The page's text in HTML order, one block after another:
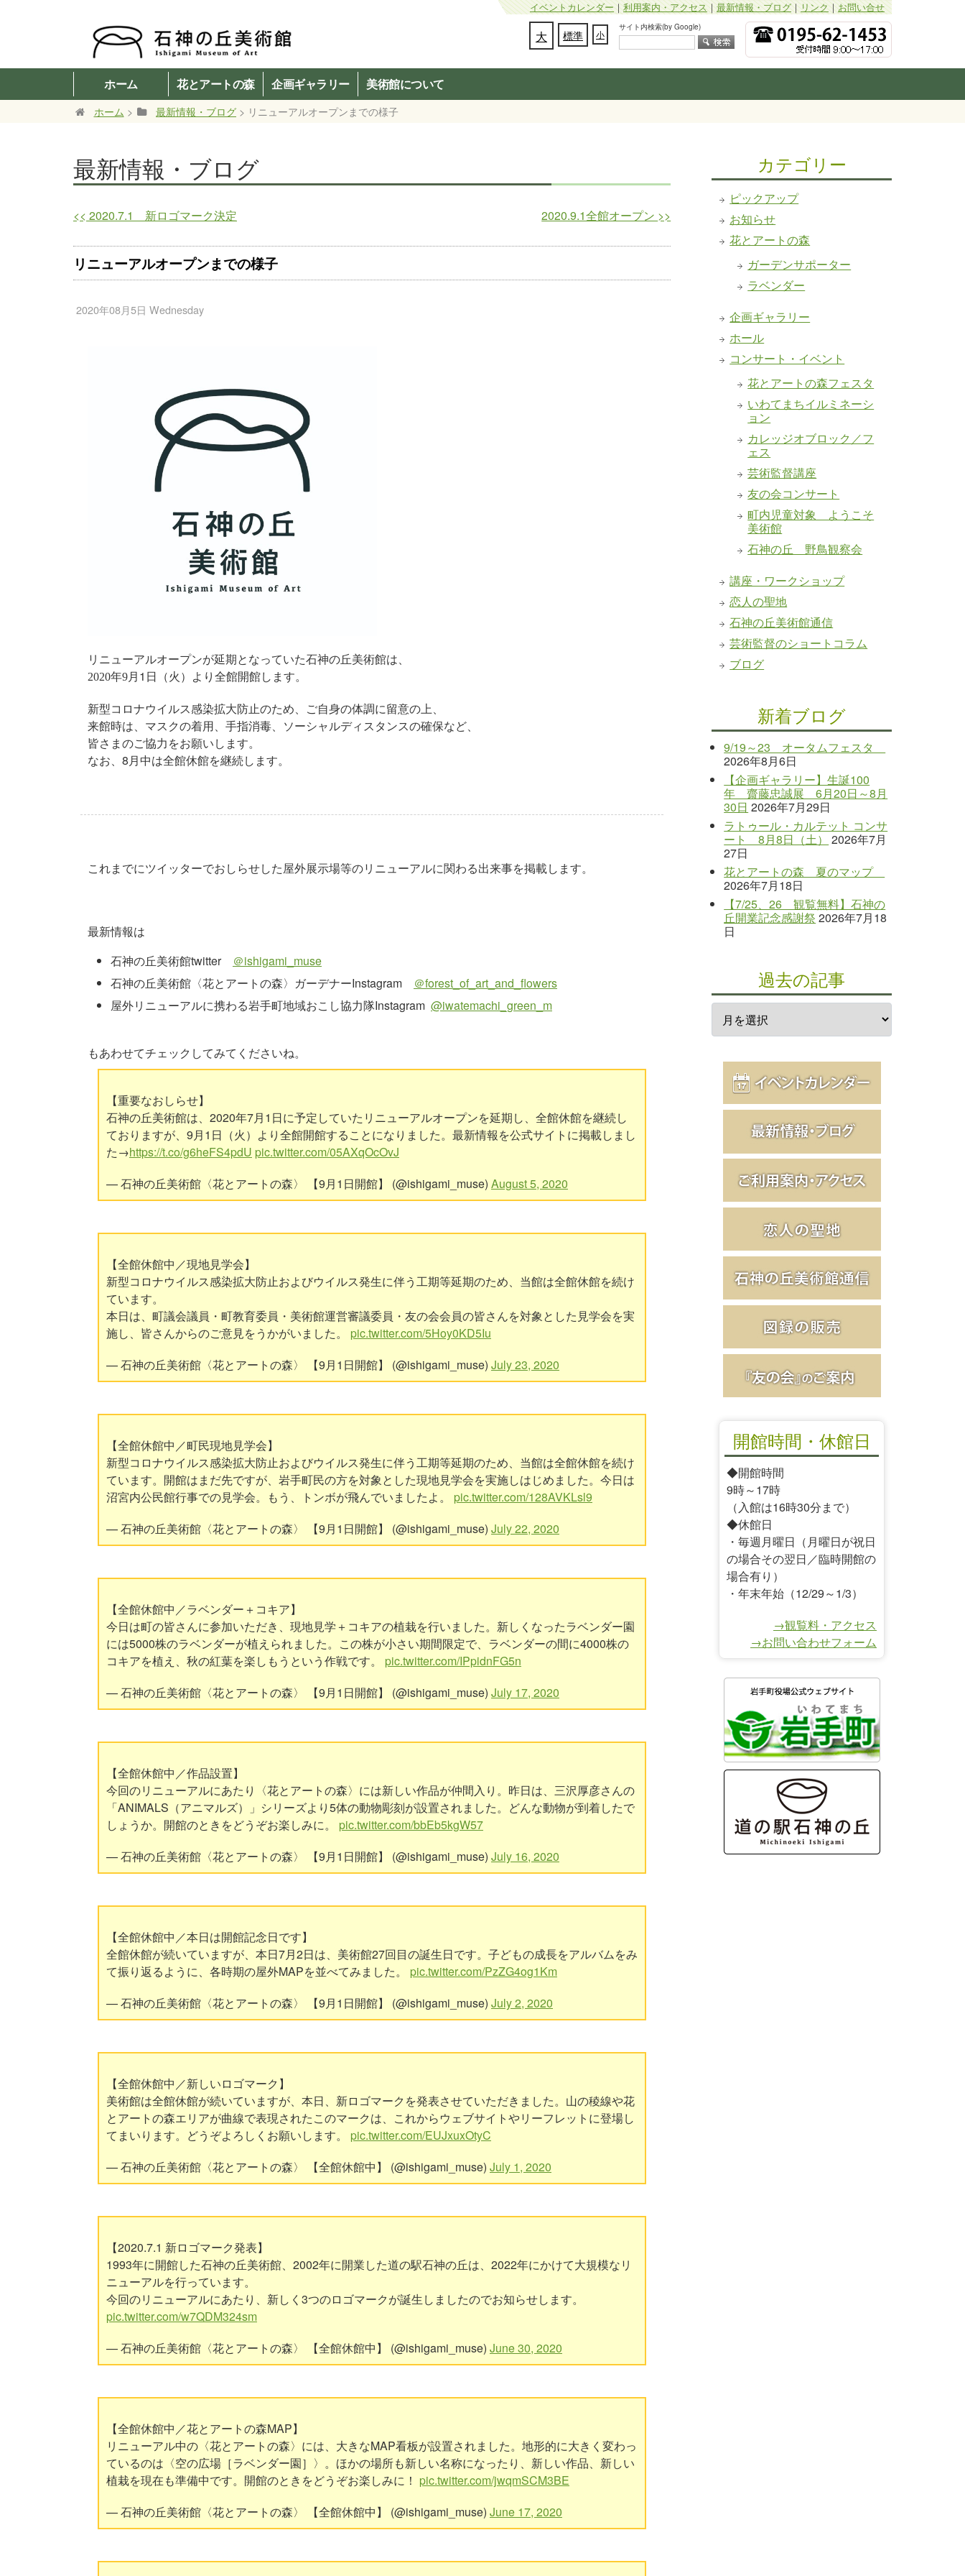
イベントカレンダー｜利用案内・アクセス｜最新情報・ブログ｜リンク｜お問い合せ
サイト内検索(by Google)
大 標準 小
ホーム 花とアートの森 企画ギャラリー 美術館について
ホーム > 最新情報・ブログ > リニューアルオープンまでの様子
最新情報・ブログ
<< 2020.7.1 新ロゴマーク決定 2020.9.1全館オープン >>
リニューアルオープンまでの様子
2020年08月5日 Wednesday
リニューアルオープンが延期となっていた石神の丘美術館は、
2020年9月1日（火）より全館開館します。
新型コロナウイルス感染拡大防止のため、ご自身の体調に留意の上、
来館時は、マスクの着用、手指消毒、ソーシャルディスタンスの確保など、
皆さまのご協力をお願いします。
なお、8月中は全館休館を継続します。
これまでにツイッターでおしらせした屋外展示場等のリニューアルに関わる出来事を掲載します。
最新情報は
石神の丘美術館twitter ＠ishigami_muse
石神の丘美術館〈花とアートの森〉ガーデナーInstagram ＠forest_of_art_and_flowers
屋外リニューアルに携わる岩手町地域おこし協力隊Instagram @iwatemachi_green_m
もあわせてチェックしてみてくださいね。
【重要なおしらせ】
石神の丘美術館は、2020年7月1日に予定していたリニューアルオープンを延期し、全館休館を継続し
ておりますが、9月1日（火）より全館開館することになりました。最新情報を公式サイトに掲載しまし
た→https://t.co/g6heFS4pdU pic.twitter.com/05AXqOcOvJ
— 石神の丘美術館〈花とアートの森〉 【9月1日開館】 (@ishigami_muse) August 5, 2020
【全館休館中／現地見学会】
新型コロナウイルス感染拡大防止およびウイルス発生に伴う工期等延期のため、当館は全館休館を続け
ています。
本日は、町議会議員・町教育委員・美術館運営審議委員・友の会会員の皆さんを対象とした見学会を実
施し、皆さんからのご意見をうかがいました。 pic.twitter.com/5Hoy0KD5Iu
— 石神の丘美術館〈花とアートの森〉 【9月1日開館】 (@ishigami_muse) July 23, 2020
【全館休館中／町民現地見学会】
新型コロナウイルス感染拡大防止およびウイルス発生に伴う工期等延期のため、当館は全館休館を続け
ています。開館はまだ先ですが、岩手町民の方を対象とした現地見学会を実施しはじめました。今日は
沼宮内公民館行事での見学会。もう、トンボが飛んでいましたよ。 pic.twitter.com/128AVKLsl9
— 石神の丘美術館〈花とアートの森〉 【9月1日開館】 (@ishigami_muse) July 22, 2020
【全館休館中／ラベンダー＋コキア】
今日は町の皆さんに参加いただき、現地見学＋コキアの植栽を行いました。新しくなったラベンダー園
には5000株のラベンダーが植えられました。この株が小さい期間限定で、ラベンダーの間に4000株の
コキアを植え、秋の紅葉を楽しもうという作戦です。 pic.twitter.com/IPpidnFG5n
— 石神の丘美術館〈花とアートの森〉 【9月1日開館】 (@ishigami_muse) July 17, 2020
【全館休館中／作品設置】
今回のリニューアルにあたり〈花とアートの森〉には新しい作品が仲間入り。昨日は、三沢厚彦さんの
「ANIMALS（アニマルズ）」シリーズより5体の動物彫刻が設置されました。どんな動物が到着したで
しょうか。開館のときをどうぞお楽しみに。 pic.twitter.com/bbEb5kgW57
— 石神の丘美術館〈花とアートの森〉 【9月1日開館】 (@ishigami_muse) July 16, 2020
【全館休館中／本日は開館記念日です】
全館休館が続いていますが、本日7月2日は、美術館27回目の誕生日です。子どもの成長をアルバムをみ
て振り返るように、各時期の屋外MAPを並べてみました。 pic.twitter.com/PzZG4og1Km
— 石神の丘美術館〈花とアートの森〉 【9月1日開館】 (@ishigami_muse) July 2, 2020
【全館休館中／新しいロゴマーク】
美術館は全館休館が続いていますが、本日、新ロゴマークを発表させていただきました。山の稜線や花
とアートの森エリアが曲線で表現されたこのマークは、これからウェブサイトやリーフレットに登場し
てまいります。どうぞよろしくお願いします。 pic.twitter.com/EUJxuxOtyC
— 石神の丘美術館〈花とアートの森〉 【全館休館中】 (@ishigami_muse) July 1, 2020
【2020.7.1 新ロゴマーク発表】
1993年に開館した石神の丘美術館、2002年に開業した道の駅石神の丘は、2022年にかけて大規模なリ
ニューアルを行っています。
今回のリニューアルにあたり、新しく3つのロゴマークが誕生しましたのでお知らせします。
pic.twitter.com/w7QDM324sm
— 石神の丘美術館〈花とアートの森〉 【全館休館中】 (@ishigami_muse) June 30, 2020
【全館休館中／花とアートの森MAP】
リニューアル中の〈花とアートの森〉には、大きなMAP看板が設置されました。地形的に大きく変わっ
ているのは〈空の広場［ラベンダー園］〉。ほかの場所も新しい名称になったり、新しい作品、新しい
植栽を現在も準備中です。開館のときをどうぞお楽しみに！ pic.twitter.com/jwqmSCM3BE
— 石神の丘美術館〈花とアートの森〉 【全館休館中】 (@ishigami_muse) June 17, 2020
カテゴリー
ピックアップ
お知らせ
花とアートの森
ガーデンサポーター
ラベンダー
企画ギャラリー
ホール
コンサート・イベント
花とアートの森フェスタ
いわてまちイルミネーシ
ョン
カレッジオブロック／フ
ェス
芸術監督講座
友の会コンサート
町内児童対象 ようこそ
美術館
石神の丘 野鳥観察会
講座・ワークショップ
恋人の聖地
石神の丘美術館通信
芸術監督のショートコラム
ブログ
新着ブログ
9/19～23 オータムフェスタ
2026年8月6日
【企画ギャラリー】生誕100
年 齋藤忠誠展 6月20日～8月
30日 2026年7月29日
ラトゥール・カルテット コンサ
ート 8月8日（土）
2026年7月
27日
花とアートの森 夏のマップ
2026年7月18日
【7/25、26 観覧無料】石神の
丘開業記念感謝祭 2026年7月18
日
過去の記事
開館時間・休館日
◆開館時間
9時～17時
（入館は16時30分まで）
◆休館日
・毎週月曜日（月曜日が祝日
の場合その翌日／臨時開館の
場合有り）
・年末年始（12/29～1/3）
→観覧料・アクセス
→お問い合わせフォーム